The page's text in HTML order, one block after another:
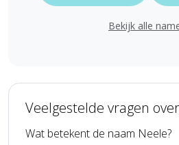
Bekijk alle
Veelgestelde vragen
Wat betekent de naam Neele?